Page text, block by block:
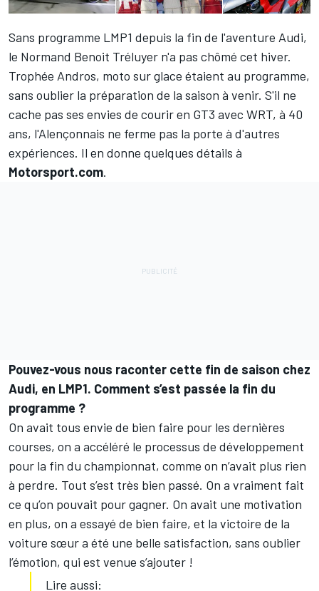
Sans programme LMP1 depuis la fin de l'aventure Audi,
le Normand Benoit Tréluyer n'a pas chômé cet hiver.
Trophée Andros, moto sur glace étaient au programme,
sans oublier la préparation de la saison à venir. S'il ne
cache pas ses envies de courir en GT3 avec WRT, à 40
ans, l'Alençonnais ne ferme pas la porte à d'autres
expériences. Il en donne quelques détails à
Motorsport.com.
Pouvez-vous nous raconter cette fin de saison chez
Audi, en LMP1. Comment s’est passée la fin du
programme ?
On avait tous envie de bien faire pour les dernières
courses, on a accéléré le processus de développement
pour la fin du championnat, comme on n’avait plus rien
à perdre. Tout s’est très bien passé. On a vraiment fait
ce qu’on pouvait pour gagner. On avait une motivation
en plus, on a essayé de bien faire, et la victoire de la
voiture sœur a été une belle satisfaction, sans oublier
l’émotion, qui est venue s’ajouter !
Lire aussi: